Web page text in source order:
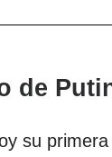
de
su